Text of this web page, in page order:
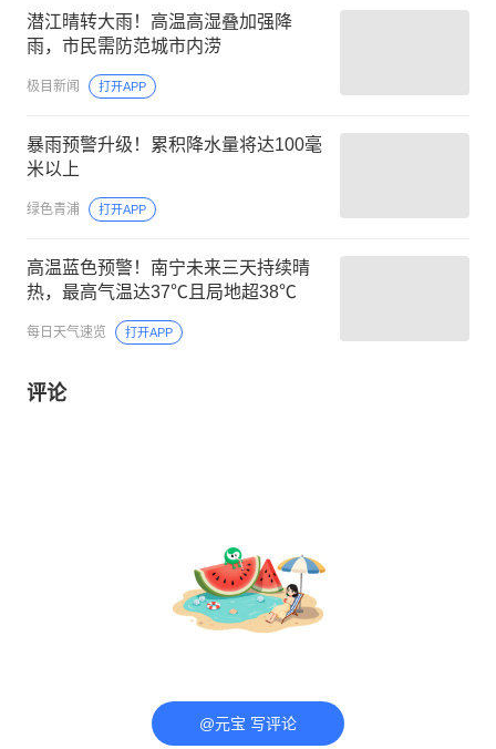
潜江晴转大雨！高温高湿叠加强降
雨，市民需防范城市内涝
极目新闻 打开APP
暴雨预警升级！累积降水量将达100毫
米以上
绿色青浦 打开APP
高温蓝色预警！南宁未来三天持续晴
热，最高气温达37℃且局地超38℃
每日天气速览 打开APP
评论
@元宝 写评论